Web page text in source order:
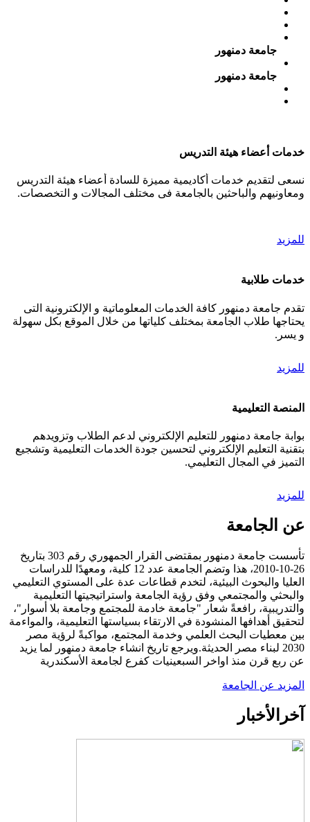
جامعة دمنهور
جامعة دمنهور
خدمات أعضاء هيئة التدريس
نسعى لتقديم خدمات أكاديمية مميزة للسادة أعضاء هيئة التدريس
ومعاونيهم والباحثين بالجامعة فى مختلف المجالات و التخصصات.
للمزيد
خدمات طلابية
تقدم جامعة دمنهور كافة الخدمات المعلوماتية و الإلكترونية التى
يحتاجها طلاب الجامعة بمختلف كلياتها من خلال الموقع بكل سهولة
و يسر.
للمزيد
المنصة التعليمية
بوابة جامعة دمنهور للتعليم الإلكتروني لدعم الطلاب وتزويدهم
بتقنية التعليم الإلكتروني لتحسين جودة الخدمات التعليمية وتشجيع
التميز في المجال التعليمي.
للمزيد
عن الجامعة
تأسست جامعة دمنهور بمقتضى القرار الجمهوري رقم 303 بتاريخ
26-10-2010، هذا وتضم الجامعة عدد 12 كلية، ومعهدًا للدراسات
العليا والبحوث البيئية، لتخدم قطاعات عدة على المستوي التعليمي
والبحثي والمجتمعي وفق رؤية الجامعة واستراتيجيتها التعليمية
والتدريبية، رافعةً شعار "جامعة خادمة للمجتمع وجامعة بلا أسوار"،
لتحقيق أهدافها المنشودة في الارتقاء بسياستها التعليمية، والمواءمة
بين معطيات البحث العلمي وخدمة المجتمع، مواكبةً لرؤية مصر
2030 لبناء مصر الحديثة.ويرجع تاريخ انشاء جامعة دمنهور لما يزيد
عن ربع قرن منذ اواخر السبعينيات كفرع لجامعة الأسكندرية
المزيد عن الجامعة
آخر الأخبار